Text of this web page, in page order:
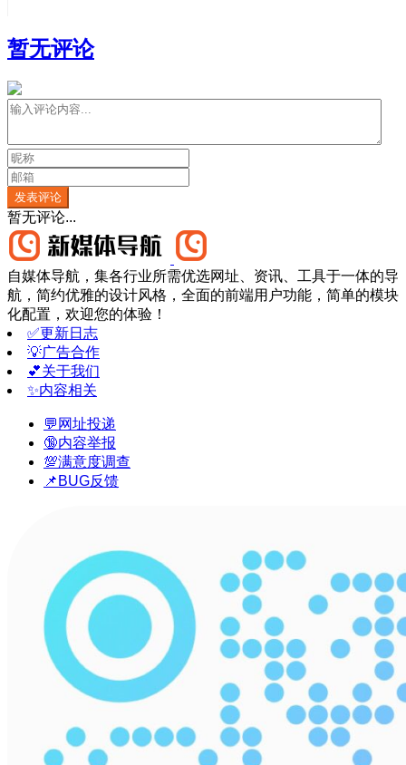
暂无评论
发表评论
暂无评论...
自媒体导航，集各行业所需优选网址、资讯、工具于一体的导
航，简约优雅的设计风格，全面的前端用户功能，简单的模块
化配置，欢迎您的体验！
✅更新日志
💡广告合作
💕关于我们
✨内容相关
💬网址投递
🔞内容举报
💯满意度调查
📌BUG反馈